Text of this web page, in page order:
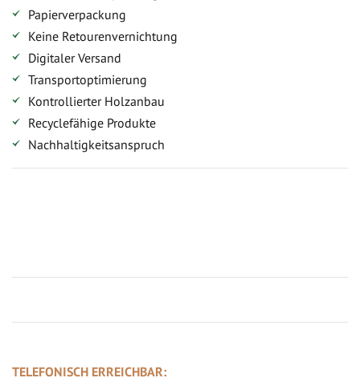
Papierverpackung
Keine Retourenvernichtung
Digitaler Versand
Transportoptimierung
Kontrollierter Holzanbau
Recyclefähige Produkte
Nachhaltigkeitsanspruch
TELEFONISCH ERREICHBAR: